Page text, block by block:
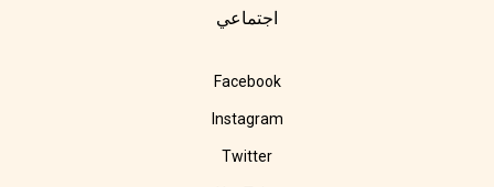
اجتماعي
Facebook
Instagram
Twitter